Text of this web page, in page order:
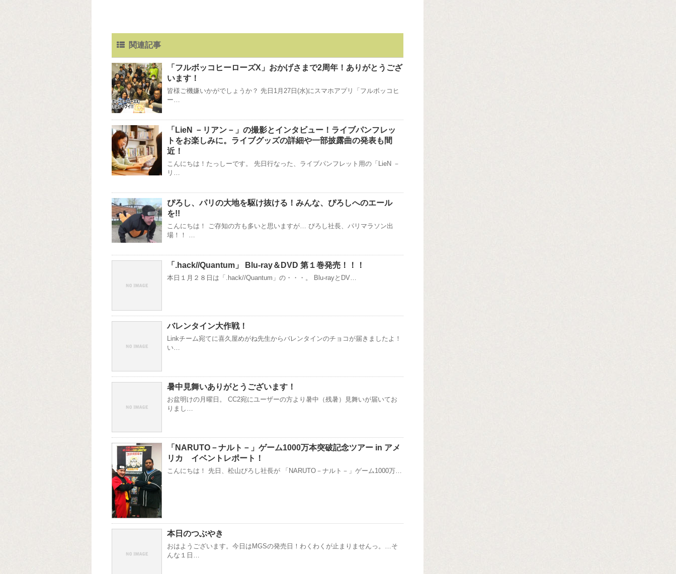
関連記事
「フルボッコヒーローズX」おかげさまで2周年！ありがとうござ
います！
皆様ご機嫌いかがでしょうか？ 先日1月27日(水)にスマホアプリ「フルボッコヒ
ー…
「LieN －リアン－」の撮影とインタビュー！ライブパンフレッ
トをお楽しみに。ライブグッズの詳細や一部披露曲の発表も間
近！
こんにちは！たっしーです。 先日行なった、ライブパンフレット用の「LieN －
リ…
ぴろし、パリの大地を駆け抜ける！みんな、ぴろしへのエール
を!!
こんにちは！ ご存知の方も多いと思いますが… ぴろし社長、パリマラソン出
場！！ …
「.hack//Quantum」 Blu-ray＆DVD 第１巻発売！！！
本日１月２８日は「.hack//Quantum」の・・・。 Blu-rayとDV…
バレンタイン大作戦！
Linkチーム宛てに喜久屋めがね先生からバレンタインのチョコが届きましたよ！
い…
暑中見舞いありがとうございます！
お盆明けの月曜日。 CC2宛にユーザーの方より暑中（残暑）見舞いが届いてお
りまし…
「NARUTO－ナルト－」ゲーム1000万本突破記念ツアー in アメ
リカ イベントレポート！
こんにちは！ 先日、松山ぴろし社長が 「NARUTO－ナルト－」ゲーム1000万…
本日のつぶやき
おはようございます。今日はMGSの発売日！わくわくが止まりませんっ。…そ
んな１日…